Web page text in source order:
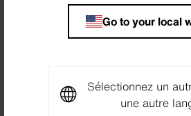
Go to your local
Sélectionnez un
une autre
Isolation